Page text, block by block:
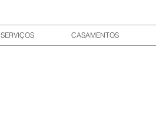
SERVIÇOS CASAMENTOS